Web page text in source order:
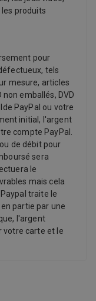
les produits
pour
tels
mesure, articles
emballés, DVD
PayPal ou votre
initial, l'argent
compte PayPal.
de débit pour
sera
le
mais cela
traite le
partie par une
l'argent
votre carte et le